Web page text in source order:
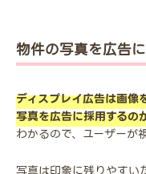
物件の写真を広告
ディスプレイ広告は画像
写真を広告に採用するの
わかるので、ユーザーが